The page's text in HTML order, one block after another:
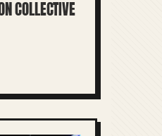
COLLECTIVE